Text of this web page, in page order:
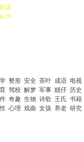
信
整形 安全 茶叶 成语 电视
驾校 解梦 军事 靓仔 历史
奇趣 生物 诗歌 王氏 书籍
心理 戏曲 女孩 养老 研究